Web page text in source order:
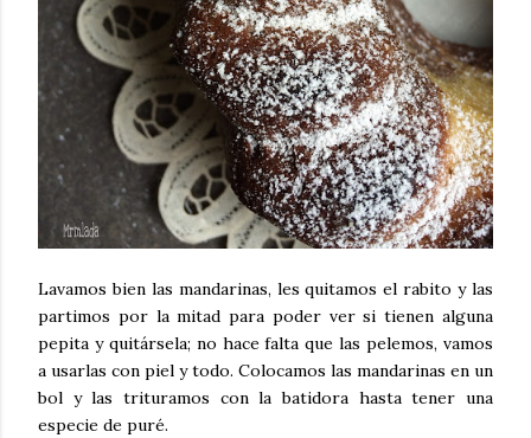
Lavamos bien las mandarinas, les quitamos el rabito y las
partimos por la mitad para poder ver si tienen alguna
pepita y quitársela; no hace falta que las pelemos, vamos
a usarlas con piel y todo. Colocamos las mandarinas en un
bol y las trituramos con la batidora hasta tener una
especie de puré.